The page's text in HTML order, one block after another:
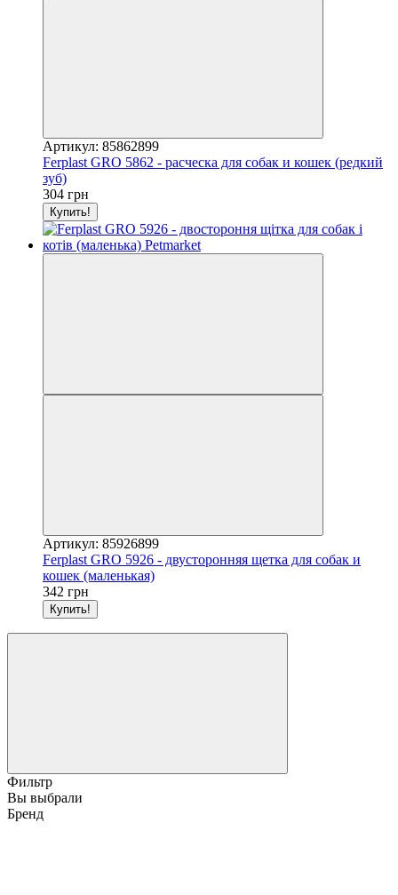
Артикул: 85862899
Ferplast GRO 5862 - расческа для собак и кошек (редкий
зуб)
304 грн
Купить!
Артикул: 85926899
Ferplast GRO 5926 - двусторонняя щетка для собак и
кошек (маленькая)
342 грн
Купить!
Фильтр
Вы выбрали
Бренд